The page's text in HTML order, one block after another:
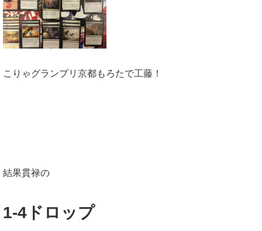
こりゃグランプリ京都もろたで工藤！
結果貫禄の
1-4ドロップ